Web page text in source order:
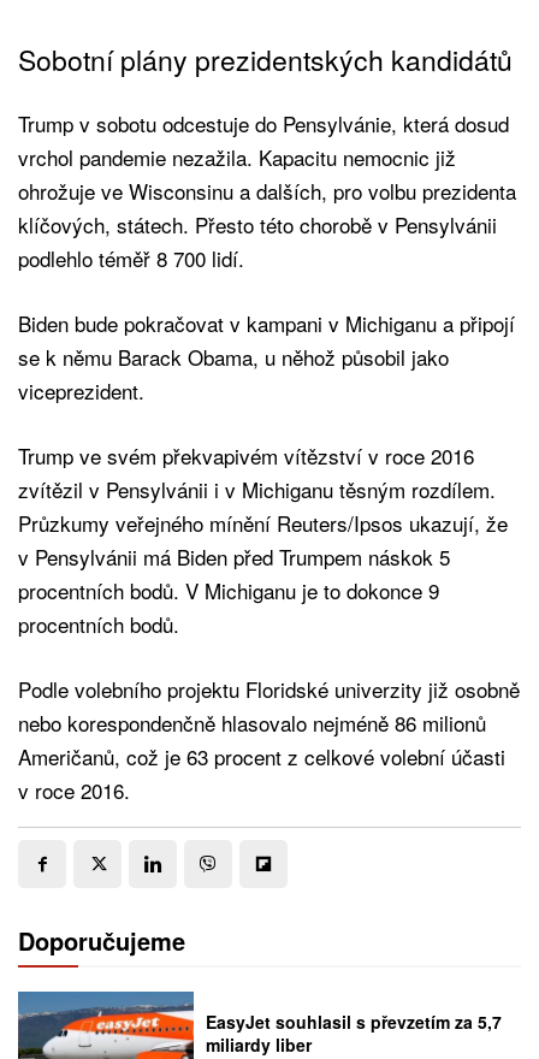
Sobotní plány prezidentských kandidátů
Trump v sobotu odcestuje do Pensylvánie, která dosud
vrchol pandemie nezažila. Kapacitu nemocnic již
ohrožuje ve Wisconsinu a dalších, pro volbu prezidenta
klíčových, státech. Přesto této chorobě v Pensylvánii
podlehlo téměř 8 700 lidí.
Biden bude pokračovat v kampani v Michiganu a připojí
se k němu Barack Obama, u něhož působil jako
viceprezident.
Trump ve svém překvapivém vítězství v roce 2016
zvítězil v Pensylvánii i v Michiganu těsným rozdílem.
Průzkumy veřejného mínění Reuters/Ipsos ukazují, že
v Pensylvánii má Biden před Trumpem náskok 5
procentních bodů. V Michiganu je to dokonce 9
procentních bodů.
Podle volebního projektu Floridské univerzity již osobně
nebo korespondenčně hlasovalo nejméně 86 milionů
Američanů, což je 63 procent z celkové volební účasti
v roce 2016.
Doporučujeme
EasyJet souhlasil s převzetím za 5,7
miliardy liber